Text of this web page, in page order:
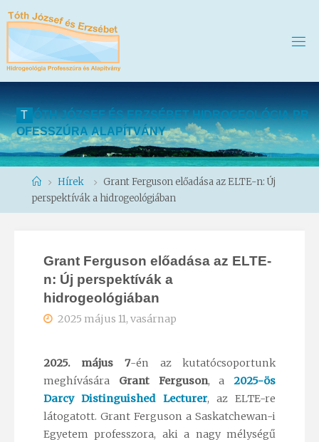
T ÓT H J ÓZS E F ÉS E RZSÉ BET H DROG EOLÓG A P R
OFESSZÚ RA ALAPÍTVÁNY
HomeHírek
Grant Ferguson előadása az ELTE-n: Új
perspektívák a hidrogeológiában
Grant Ferguson előadása az ELTE-
n: Új perspektívák a
hidrogeológiában
2025 május 11, vasárnap
2025. május 7-én az kutatócsoportunk
meghívására Grant Ferguson, a2025-ös
Darcy Distinguished Lecturer, az ELTE-re
látogatott. Grant Ferguson a Saskatchewan-i
Egyetem professzora, aki a nagy mélységű